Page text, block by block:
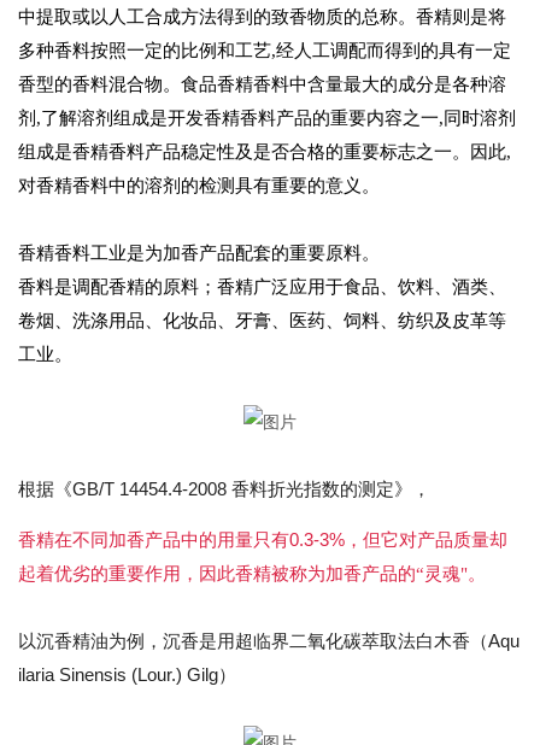
中提取或以人工合成方法得到的致香物质的总称。香精则是将
多种香料按照一定的比例和工艺,经人工调配而得到的具有一定
香型的香料混合物。食品香精香料中含量最大的成分是各种溶
剂,了解溶剂组成是开发香精香料产品的重要内容之一,同时溶剂
组成是香精香料产品稳定性及是否合格的重要标志之一。因此,
对香精香料中的溶剂的检测具有重要的意义。
香精香料工业是为加香产品配套的重要原料。
香料是调配香精的原料；香精广泛应用于食品、饮料、酒类、
卷烟、洗涤用品、化妆品、牙膏、医药、饲料、纺织及皮革等
工业。
根据《GB/T 14454.4-2008 香料折光指数的测定》，
香精在不同加香产品中的用量只有0.3-3% ，但它对产品质量却
起着优劣的重要作用，因此香精被称为加香产品的“灵魂"。
以沉香精油为例，沉香是用超临界二氧化碳萃取法白木香
（Aqu
ilaria Sinensis (Lour.) Gilg）